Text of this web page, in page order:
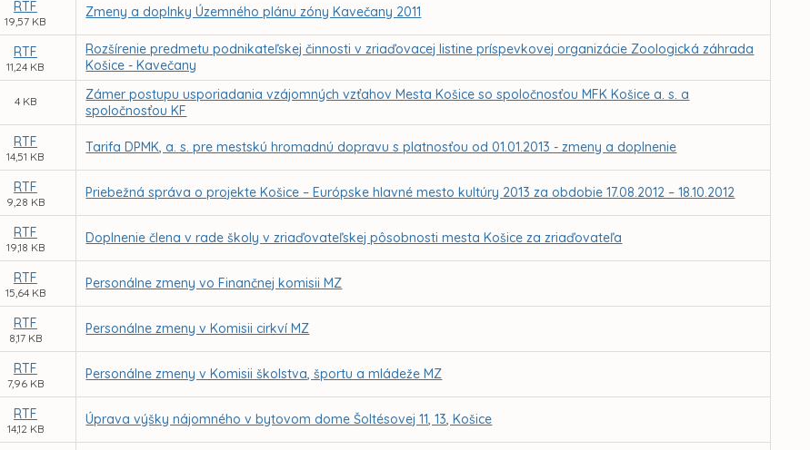
RTF
19,57 KB
Zmeny a doplnky Územného plánu zóny Kavečany 2011
RTF
11,24 KB
Rozšírenie predmetu podnikateľskej činnosti v zriaďovacej listine príspevkovej organizácie Zoologická záhrada
Košice - Kavečany
4 KB
Zámer postupu usporiadania vzájomných vzťahov Mesta Košice so spoločnosťou MFK Košice a. s. a
spoločnosťou KF
RTF
14,51 KB
Tarifa DPMK, a. s. pre mestskú hromadnú dopravu s platnosťou od 01.01.2013 - zmeny a doplnenie
RTF
9,28 KB
Priebežná správa o projekte Košice – Európske hlavné mesto kultúry 2013 za obdobie 17.08.2012 – 18.10.2012
RTF
19,18 KB
Doplnenie člena v rade školy v zriaďovateľskej pôsobnosti mesta Košice za zriaďovateľa
RTF
15,64 KB
Personálne zmeny vo Finančnej komisii MZ
RTF
8,17 KB
Personálne zmeny v Komisii cirkví MZ
RTF
7,96 KB
Personálne zmeny v Komisii školstva, športu a mládeže MZ
RTF
14,12 KB
Úprava výšky nájomného v bytovom dome Šoltésovej 11, 13, Košice